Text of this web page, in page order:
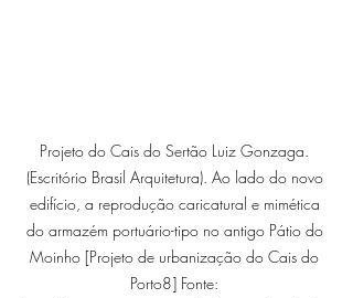
Projeto do Cais do Sertão Luiz Gonzaga.
(Escritório Brasil Arquitetura). Ao lado do novo
edifício, a reprodução caricatural e mimética
do armazém portuário-tipo no antigo Pátio do
Moinho [Projeto de urbanização do Cais do
Porto8] Fonte: